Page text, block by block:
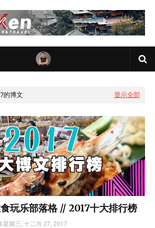
的博文 显示全部
玩乐部落格 // 2017十大排行榜
星期三, 十二月 27, 2017